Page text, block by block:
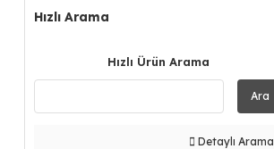
Hızlı Arama
Hızlı Ürün Arama
Ara
Detaylı Arama